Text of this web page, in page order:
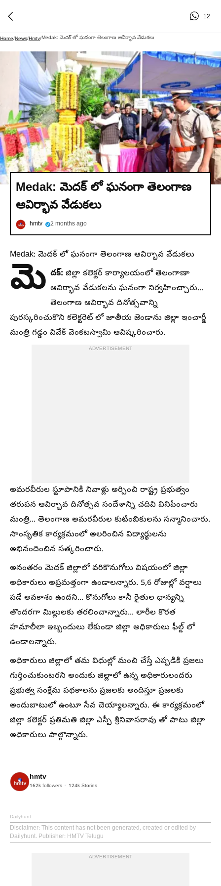
12
Home/News/Hmtv/Medak: మెదక్ లో ఘనంగా తెలంగాణ ఆవిర్భావ వేడుకలు
Medak: మెదక్ లో ఘనంగా తెలంగాణ
ఆవిర్భావ వేడుకలు
hmtv 2 months ago
Medak: మెదక్ లో ఘనంగా తెలంగాణ ఆవిర్భావ వేడుకలు
మె దక్: జిల్లా కలెక్టర్ కార్యాలయంలో తెలంగాణా
ఆవిర్భావ వేడుకలను ఘనంగా నిర్వహించ్చారు...
తెలంగాణ ఆవిర్భావ దినోత్సవాన్ని
పురస్కరించుకొని కలెక్టరెట్ లో జాతీయ జెండాను జిల్లా ఇంచార్జీ
మంత్రి గడ్డం వివేక్ వెంకటస్వామి ఆవిష్కరించారు.
ADVERTISEMENT
అమరవీరుల స్టూపానికి నివాళ్లు అర్పించి రాష్ట్ర ప్రభుత్వం
తరుపన ఆవిర్భావ దినోత్సవ సందేశాన్ని చదివి వినిపించారు
మంత్రి... తెలంగాణ అమరవీరుల కుటింబికులను సన్మానించారు.
సాంసృతిక కార్యక్రమంలో అలరించిన విద్యార్థులను
అభినందించిన సత్కరించారు.
అనంతరం మెదక్ జిల్లాలో వరికొనుగోలు విషయంలో జిల్లా
అధికారులు అప్రమత్తంగా ఉండాలన్నారు. 5,6 రోజుల్లో వర్షాలు
పడే అవకాశం ఉందని... కొనుగోలు కానీ రైతుల ధాన్యన్ని
తొందరగా మిల్లులకు తరలించాన్నారు... లారీల కొరత
హమాలీలా ఇబ్బందులు లేకుండా జిల్లా అధికారులు ఫీల్డ్ లో
ఉండాలన్నారు.
అధికారులు జిల్లాలో తమ విధుల్లో మంచి చేస్తే ఎప్పడికి ప్రజలు
గుర్తించుకుంటరని అందుకు జిల్లాలో ఉన్న అధికారులందరు
ప్రభుత్వ సంక్షేమ పథకాలను ప్రజలకు అందిస్తూ ప్రజలకు
అందుబాటులో ఉంటూ సేవ చెయ్యాలన్నారు. ఈ కార్యక్రమంలో
జిల్లా కలెక్టర్ ప్రతిమతి జిల్లా ఎస్పీ శ్రీనివాసరావు తో పాటు జిల్లా
అధికారులు పాల్గొన్నారు.
hmtv
162k followers 124k Stories
Dailyhunt
Disclaimer: This content has not been generated, created or edited by
Dailyhunt. Publisher: HMTV Telugu
ADVERTISEMENT